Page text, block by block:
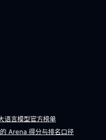
语言模型官方榜单
Arena 得分与排名口径